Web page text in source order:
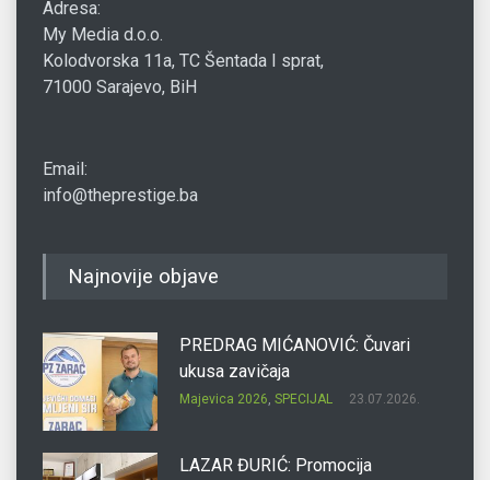
Adresa:
My Media d.o.o.
Kolodvorska 11a, TC Šentada I sprat,
71000 Sarajevo, BiH
Email:
info@theprestige.ba
Najnovije objave
PREDRAG MIĆANOVIĆ: Čuvari
ukusa zavičaja
Majevica 2026, SPECIJAL 23.07.2026.
LAZAR ĐURIĆ: Promocija